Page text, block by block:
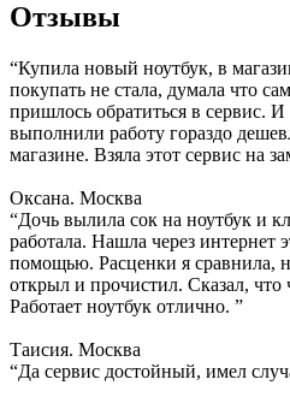
Отзывы
“Купила новый ноутбук, в
покупать не стала, думала что
пришлось обратиться в сервис. И
выполнили работу гораздо
магазине. Взяла этот сервис на
Оксана. Москва
“Дочь вылила сок на ноутбук и
работала. Нашла через интернет
помощью. Расценки я сравнила,
открыл и прочистил. Сказал, что
Работает ноутбук отлично. ”
Таисия. Москва
“Да сервис достойный, имел